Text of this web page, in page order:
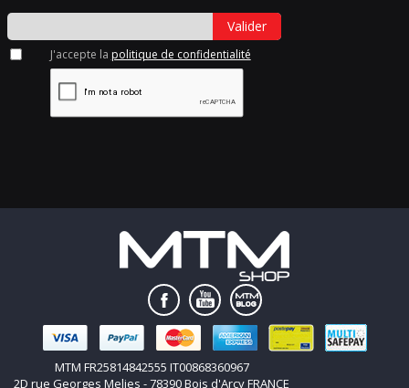
Valider
J'accepte la politique de confidentialité
MTM FR25814842555 IT00868360967
2D rue Georges Melies - 78390 Bois d'Arcy FRANCE